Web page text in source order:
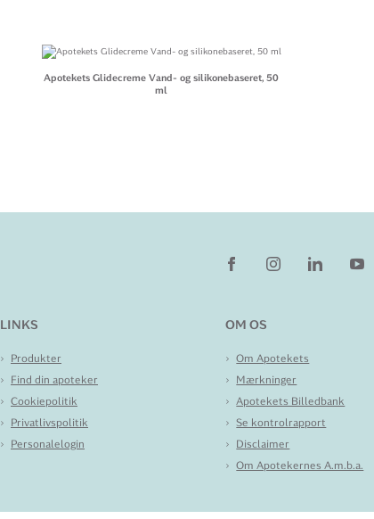
Apotekets Glidecreme Vand- og silikonebaseret, 50
ml
LINKS
Produkter
Find din apoteker
Cookiepolitik
Privatlivspolitik
Personalelogin
OM OS
Om Apotekets
Mærkninger
Apotekets Billedbank
Se kontrolrapport
Disclaimer
Om Apotekernes A.m.b.a.